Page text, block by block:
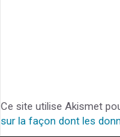
Ce site utilise Akismet
sur la façon dont les